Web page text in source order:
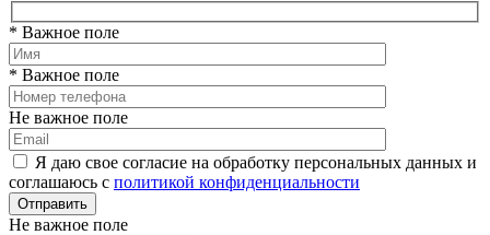
* Важное поле
* Важное поле
Не важное поле
Я даю свое согласие на обработку персональных данных и
соглашаюсь с политикой конфиденциальности
Не важное поле